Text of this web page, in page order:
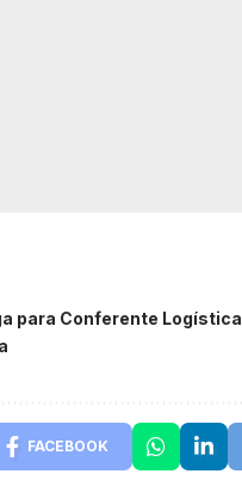
para Conferente Logística
FACEBOOK